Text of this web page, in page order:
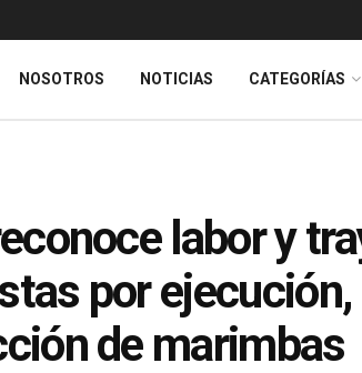
NOSOTROS NOTICIAS CATEGORÍAS
labor y
por
de marimbas